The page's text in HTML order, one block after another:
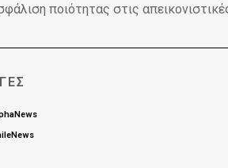
ποιότητας στις